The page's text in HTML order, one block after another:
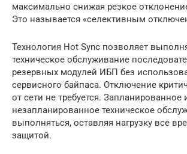
максимально снижая резкое
Это называется «селективным
Технология Hot Sync позволяет
техническое обслуживание
резервных модулей ИБП без
сервисного байпаса. Отключение
от сети не требуется. Запланированное
незапланированное техническое
выполняться, оставляя нагрузку все
защитой.